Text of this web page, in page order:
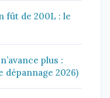
fût de 200L : le
plus :
dépannage 2026)